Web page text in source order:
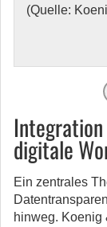
(Quelle:
digitale
Ein zentrales
hinweg. Koenig